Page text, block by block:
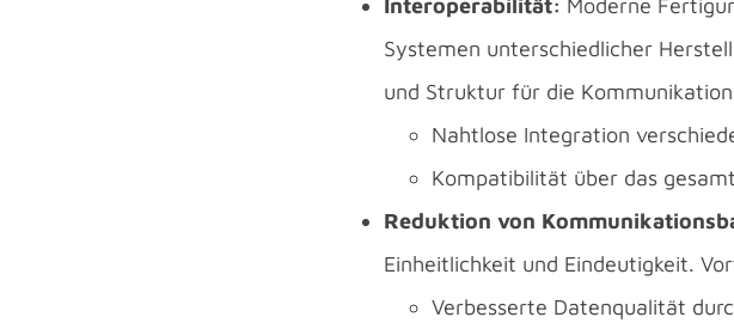
Interoperabilität: Moderne
Systemen unterschiedlicher
und Struktur für die
Nahtlose Integration
Kompatibilität über das
Reduktion von
Einheitlichkeit und Eindeutigkeit.
Verbesserte Datenqualität